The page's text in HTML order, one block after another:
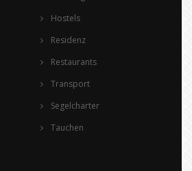
Hostels
Residenz
Restaurants
Transport
Segelcharter
Tauchen